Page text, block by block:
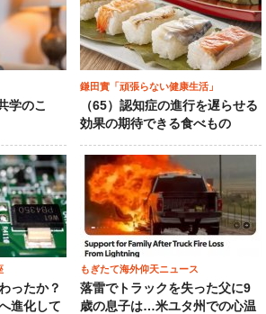
学のこ
鎌田實「頑張らない健康生活」
（65）認知症の進行を遅らせる
効果の期待できる食べもの
ったか？
進化して
もぎたて海外仰天ニュース
落雷でトラックを失った父に9
歳の息子は…米ユタ州での心温